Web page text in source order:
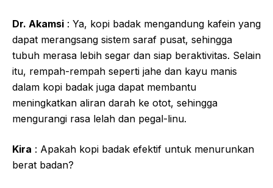
Dr. Akamsi : Ya, kopi badak mengandung kafein yang
dapat merangsang sistem saraf pusat, sehingga
tubuh merasa lebih segar dan siap beraktivitas. Selain
itu, rempah-rempah seperti jahe dan kayu manis
dalam kopi badak juga dapat membantu
meningkatkan aliran darah ke otot, sehingga
mengurangi rasa lelah dan pegal-linu.
Kira : Apakah kopi badak efektif untuk menurunkan
berat badan?